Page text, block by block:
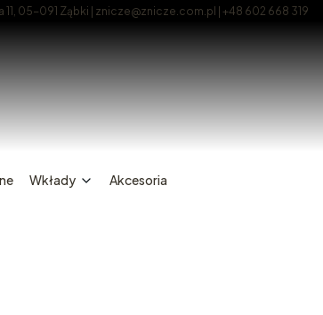
11, 05-091 Ząbki | znicze@znicze.com.pl | +48 602 668 319
Wkłady Akcesoria